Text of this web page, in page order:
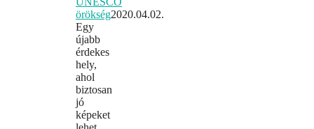
örökség2020.04.02.
Egy
újabb
érdekes
hely,
ahol
biztosan
jó
képeket